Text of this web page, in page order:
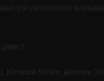
yol yardımınızın
gider?
50 km, kiminde